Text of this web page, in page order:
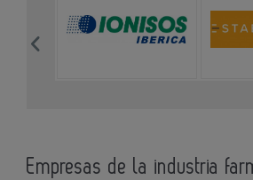
Empresas de la industria